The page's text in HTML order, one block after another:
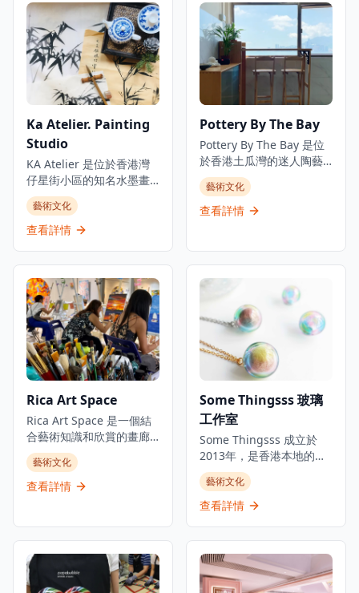
Ka Atelier. Painting
Studio
KA Atelier 是位於香港灣
仔星街小區的知名水墨畫
工作室，提供廣受歡迎的
水墨畫課程和獨特的創意
工作坊。工作室真正融合
術愛好者。無論是初學者
還是進階學員，都能在這
裡找到適合的課程，從傳
統中國水墨畫技法到現代
創意藝術表達，KA Atelier
提供全面的藝術教育體
驗。工作室環境優雅寧
作空間，讓每位參與者都
能在專業導師的指導下探
索和發展自己的藝術潛
能。這裡不僅是學習繪畫
的地方，更是文化交流和
藝術創作的溫馨社區。
藝術文化
查看詳情
Pottery By The Bay
Pottery By The Bay 是位
於香港土瓜灣的迷人陶藝
工作室，專注於手工製作
的陶瓷作品，展現出受海
岸主題啟發的獨特設計。
還可以參加工作坊，在專
業導師的指導下學習陶藝
技能並創作自己的作品，
從拉坯到上釉，體驗完整
的陶藝製作過程。工作室
環境溫馨舒適，適合情
侶、朋友或家庭一起參
與，創造獨特的藝術體驗
和美好回憶。無論是想要
學習新技能的初學者，還
是尋求創作靈感的藝術愛
好者，Pottery By The Bay
都能提供豐富的陶藝體
驗，使其成為藝術愛好者
和休閒遊客的熱門目的
地。
藝術文化
查看詳情
Rica Art Space
Rica Art Space 是一個結
合藝術知識和欣賞的畫廊
和工作室。位於灣仔，這
個創意工作坊和畫廊提供
壓克力藝術即興創作工作
也是來自世界各地先鋒藝
術家的展覽空間。Rica Art
藝術文化
查看詳情
Some Thingsss 玻璃
工作室
Some Thingsss 成立於
2013年，是香港本地的手
工玻璃工作室，運用不同
的玻璃工藝創作，將玻璃
工藝融入生活。工作室通
藝術。除推出手工玻璃產
品外，開設不同主題的玻
璃工作坊，讓公眾體驗製
藝術文化
查看詳情